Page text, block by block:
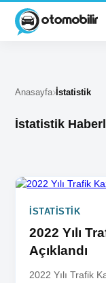
Anasayfa İstatistik
İstatistik
İSTATISTIK
2022 Yılı
Açıklandı
2022 Yılı Trafik